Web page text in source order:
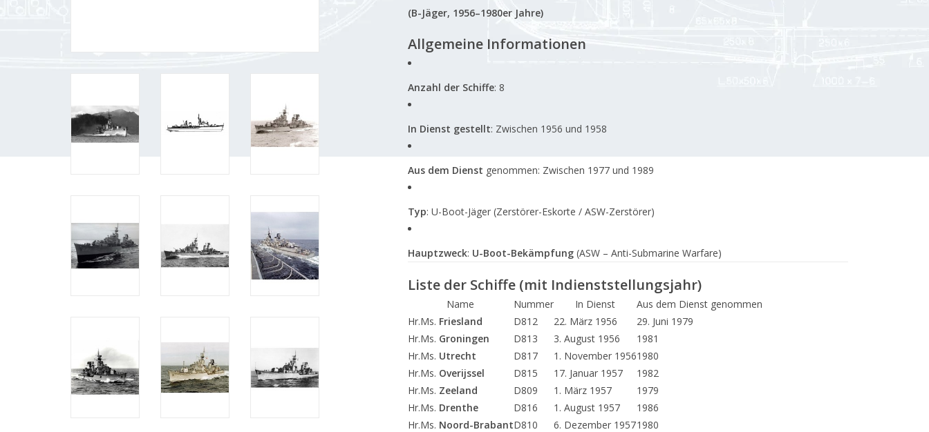
(B-Jäger, 1956–1980er Jahre)
Allgemeine Informationen
Anzahl der Schiffe: 8
In Dienst gestellt: Zwischen 1956 und 1958
Aus dem Dienst genommen: Zwischen 1977 und 1989
Typ: U-Boot-Jäger (Zerstörer-Eskorte / ASW-Zerstörer)
Hauptzweck: U-Boot-Bekämpfung(ASW – Anti-Submarine Warfare)
Liste der Schiffe (mit Indienststellungsjahr)
Name Nummer In Dienst
Aus dem Dienst genommen
Hr.Ms. Friesland D812 22. März 1956
29. Juni 1979
Hr.Ms. Groningen D813 3. August 1956
1981
Hr.Ms. Utrecht D817 1. November 19561980
Hr.Ms. Overijssel D815 17. Januar 1957
1982
Hr.Ms. Zeeland D809 1. März 1957
1979
Hr.Ms. Drenthe D816 1. August 1957
1986
Hr.Ms. Noord-BrabantD810 6. Dezember 19571980